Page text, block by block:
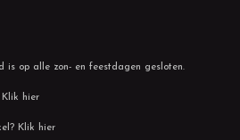
is op alle zon- en feestdagen gesloten.
hier
Klik hier